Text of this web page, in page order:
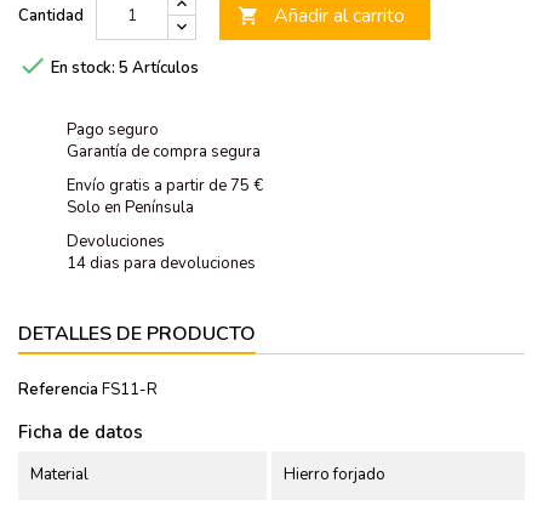
Cantidad  Añadir al carrito
 En stock: 5 Artículos
Pago seguro
Garantía de compra segura
Envío gratis a partir de 75 €
Solo en Península
Devoluciones
14 dias para devoluciones
DETALLES DE PRODUCTO
Referencia FS11-R
Ficha de datos
Material Hierro forjado